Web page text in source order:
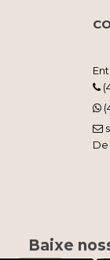
De
Baixe